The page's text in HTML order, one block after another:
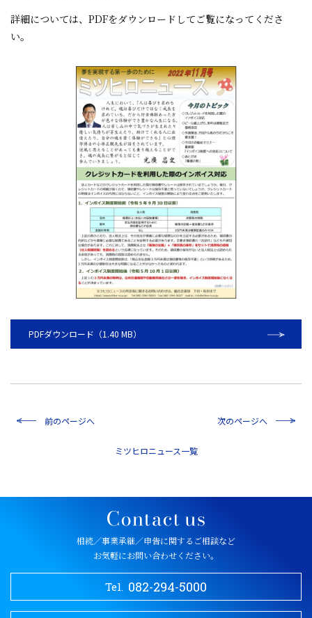
詳細については、PDFをダウンロードしてご覧になってくださ
い。
PDFダウンロード（1.40 MB）
前のページへ
一覧
次のページへ
相続／事業承継／申告に関するご相談など
お気軽にお問い合わせください。
Tel. 082-294-5000